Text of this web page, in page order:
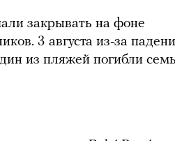
закрывать на фоне
3 августа из-за
из пляжей погибли